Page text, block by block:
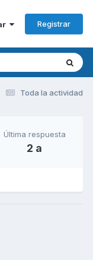
Registrar
Toda la actividad
Última respuesta
2 a